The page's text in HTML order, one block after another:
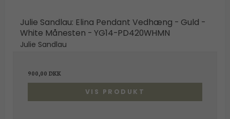
Julie Sandlau: Elina Pendant Vedhæng - Guld -
White Månesten - YG14-PD420WHMN
Julie Sandlau
900,00 DKK
VIS PRODUKT